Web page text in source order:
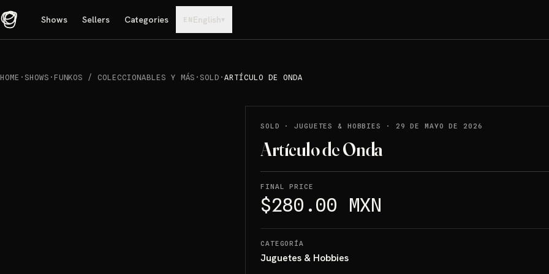
Shows Sellers Categories EN English▾
HOME · SHOWS · FUNKOS / COLECCIONABLES Y MÁS · SOLD ·ARTÍCULO DE ONDA
SOLD ·JUGUETES & HOBBIES · 29 DE MAYO DE 2026
Artículo de Onda
FINAL PRICE
$280.00 MXN
CATEGORÍA
Juguetes & Hobbies